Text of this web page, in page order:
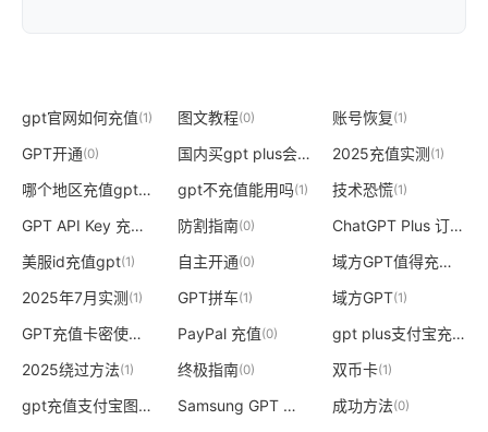
gpt官网如何充值(1) 图文教程(0) 账号恢复(1)
GPT开通(0) 国内买gpt plus会员充值 (1)
2025充值实测(1)
哪个地区充值gpt便宜 (1)gpt不充值能用吗(1) 技术恐慌(1)
GPT API Key 充值 防割指南(0) ChatGPT Plus 订阅
美服id充值gpt(1) 自主开通(0) 域方GPT值得充值吗
2025年7月实测(1) GPT拼车(1) 域方GPT(1)
GPT充值卡密使用 PayPal 充值(0) gpt plus支付宝充值
2025绕过方法(1) 终极指南(0) 双币卡(1)
gpt充值支付宝图文 Samsung GPT 避坑指南 (0)
成功方法(0)